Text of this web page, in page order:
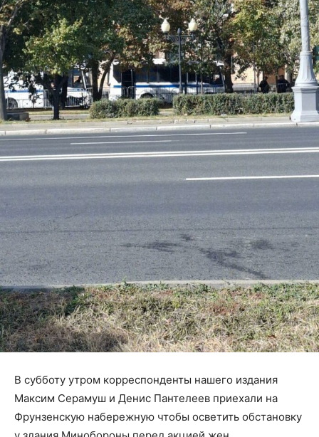
В субботу утром корреспонденты нашего издания
Максим Серамуш и Денис Пантелеев приехали на
Фрунзенскую набережную чтобы осветить обстановку